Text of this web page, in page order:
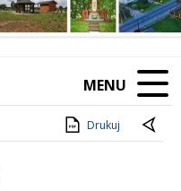
MENU
Drukuj